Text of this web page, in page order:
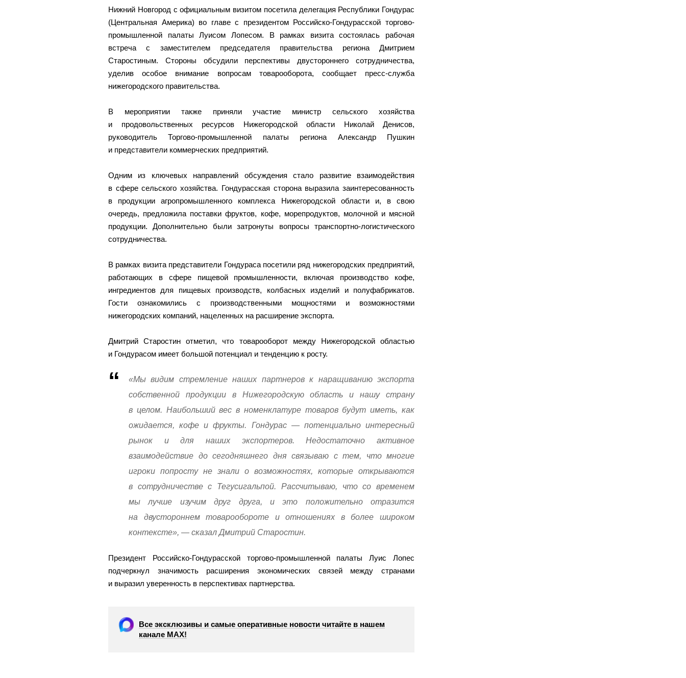
Нижний Новгород с официальным визитом посетила делегация Республики Гондурас
(Центральная Америка) во главе с президентом Российско-Гондурасской торгово-
промышленной палаты Луисом Лопесом. В рамках визита состоялась рабочая
встреча с заместителем председателя правительства региона Дмитрием
Старостиным. Стороны обсудили перспективы двустороннего сотрудничества,
уделив особое внимание вопросам товарооборота, сообщает пресс-служба
нижегородского правительства.
В мероприятии также приняли участие министр сельского хозяйства
и продовольственных ресурсов Нижегородской области Николай Денисов,
руководитель Торгово-промышленной палаты региона Александр Пушкин
и представители коммерческих предприятий.
Одним из ключевых направлений обсуждения стало развитие взаимодействия
в сфере сельского хозяйства. Гондурасская сторона выразила заинтересованность
в продукции агропромышленного комплекса Нижегородской области и, в свою
очередь, предложила поставки фруктов, кофе, морепродуктов, молочной и мясной
продукции. Дополнительно были затронуты вопросы транспортно-логистического
сотрудничества.
В рамках визита представители Гондураса посетили ряд нижегородских предприятий,
работающих в сфере пищевой промышленности, включая производство кофе,
ингредиентов для пищевых производств, колбасных изделий и полуфабрикатов.
Гости ознакомились с производственными мощностями и возможностями
нижегородских компаний, нацеленных на расширение экспорта.
Дмитрий Старостин отметил, что товарооборот между Нижегородской областью
и Гондурасом имеет большой потенциал и тенденцию к росту.
«Мы видим стремление наших партнеров к наращиванию экспорта
собственной продукции в Нижегородскую область и нашу страну
в целом. Наибольший вес в номенклатуре товаров будут иметь, как
ожидается, кофе и фрукты. Гондурас — потенциально интересный
рынок и для наших экспортеров. Недостаточно активное
взаимодействие до сегодняшнего дня связываю с тем, что многие
игроки попросту не знали о возможностях, которые открываются
в сотрудничестве с Тегусигальпой. Рассчитываю, что со временем
мы лучше изучим друг друга, и это положительно отразится
на двустороннем товарообороте и отношениях в более широком
контексте», — сказал Дмитрий Старостин.
Президент Российско-Гондурасской торгово-промышленной палаты Луис Лопес
подчеркнул значимость расширения экономических связей между странами
и выразил уверенность в перспективах партнерства.
Все эксклюзивы и самые оперативные новости читайте в нашем
канале МАХ!